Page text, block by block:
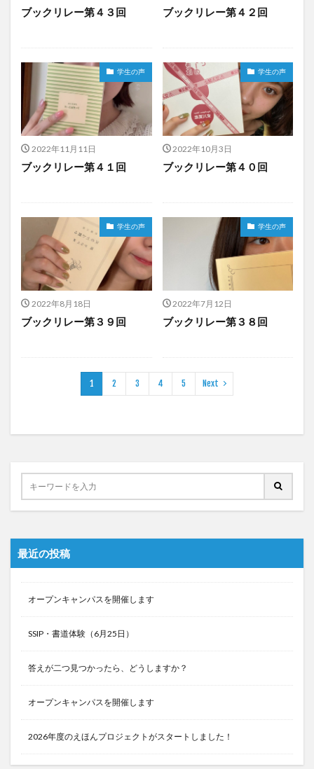
ブックリレー第４３回 ブックリレー第４２回
学生の声
2022年11月11日
ブックリレー第４１回
学生の声
2022年10月3日
ブックリレー第４０回
学生の声
2022年8月18日
ブックリレー第３９回
学生の声
2022年7月12日
ブックリレー第３８回
1 2 3 4 5 Next
最近の投稿
オープンキャンパスを開催します
SSIP・書道体験（6月25日）
答えが二つ見つかったら、どうしますか？
オープンキャンパスを開催します
2026年度のえほんプロジェクトがスタートしました！